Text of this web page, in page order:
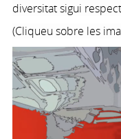
diversitat sigui
(Cliqueu sobre les